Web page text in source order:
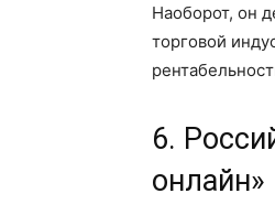
Наоборот, он
торговой
6.
онлайн»